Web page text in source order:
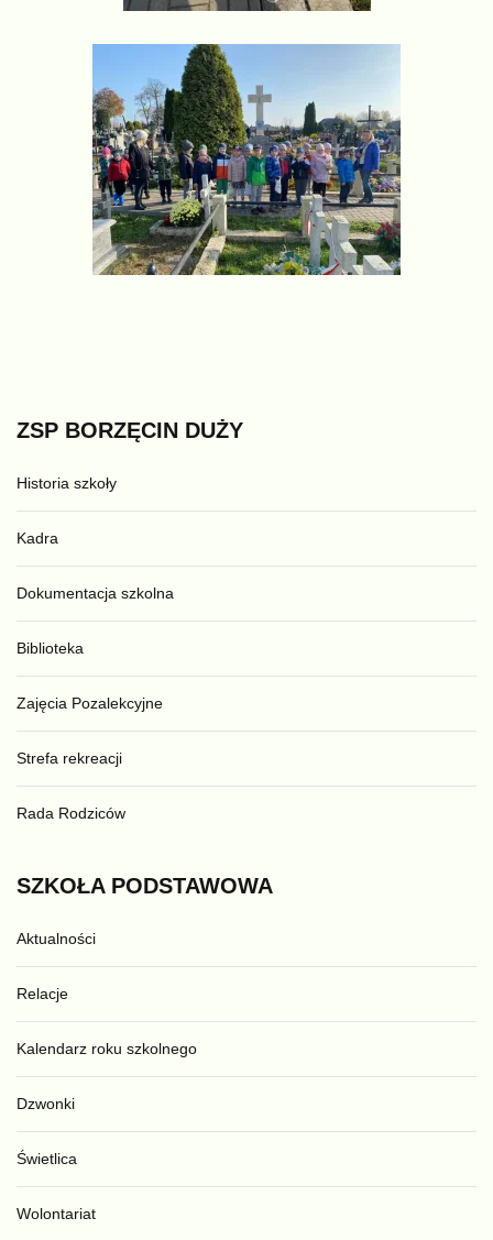
ZSP BORZĘCIN DUŻY
Historia szkoły
Kadra
Dokumentacja szkolna
Biblioteka
Zajęcia Pozalekcyjne
Strefa rekreacji
Rada Rodziców
SZKOŁA PODSTAWOWA
Aktualności
Relacje
Kalendarz roku szkolnego
Dzwonki
Świetlica
Wolontariat